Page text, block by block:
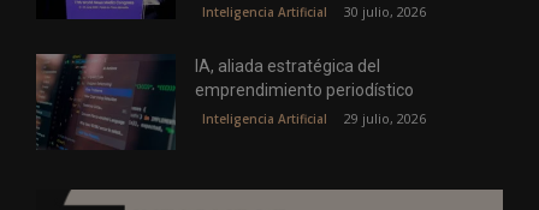
Inteligencia Artificial 30 julio, 2026
IA, aliada estratégica del
emprendimiento periodístico
Inteligencia Artificial 29 julio, 2026